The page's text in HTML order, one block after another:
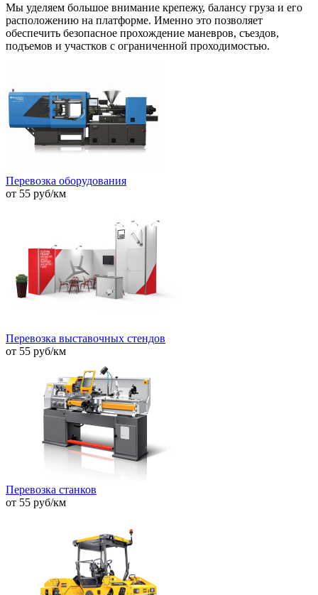
Мы уделяем большое внимание крепежу, балансу груза и его
расположению на платформе. Именно это позволяет
обеспечить безопасное прохождение маневров, съездов,
подъемов и участков с ограниченной проходимостью.
Перевозка оборудования
от 55 руб/км
Перевозка выставочных стендов
от 55 руб/км
Перевозка станков
от 55 руб/км